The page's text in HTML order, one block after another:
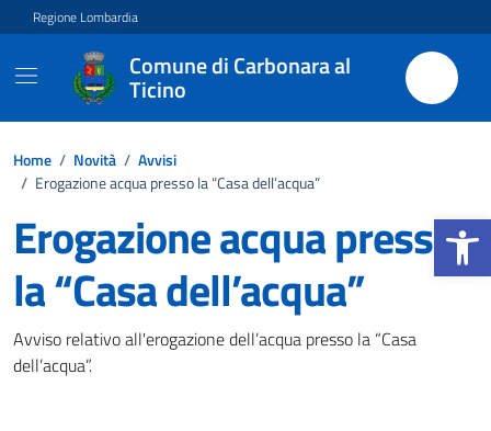
Vai ai contenuti
Vai al footer
Regione Lombardia
Comune di Carbonara al
Ticino
Home / Novità / Avvisi
/ Erogazione acqua presso la “Casa dell’acqua”
Erogazione acqua presso
la “Casa dell’acqua”
Dettagli della notizia
Avviso relativo all'erogazione dell’acqua presso la “Casa
dell’acqua”.
Apri la